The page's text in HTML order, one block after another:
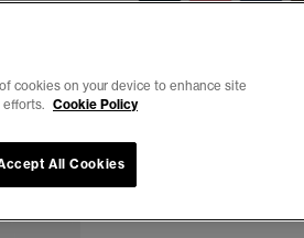
cookies on your device to enhance site
efforts. Cookie Policy
All Cookies